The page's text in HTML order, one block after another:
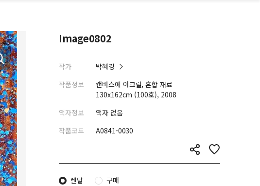
Image0802
작가
박혜경
작품정보
캔버스에 아크릴, 혼합 재료
130x162cm (100호), 2008
액자정보
액자 없음
작품코드
A0841-0030
렌탈 구매